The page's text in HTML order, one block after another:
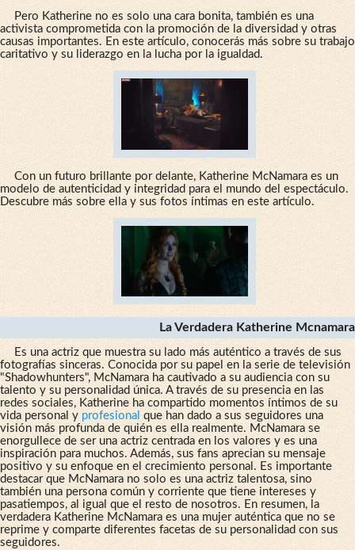
Pero Katherine no es solo una cara bonita, también es una
activista comprometida con la promoción de la diversidad y otras
causas importantes. En este artículo, conocerás más sobre su trabajo
caritativo y su liderazgo en la lucha por la igualdad.
Con un futuro brillante por delante, Katherine McNamara es un
modelo de autenticidad y integridad para el mundo del espectáculo.
Descubre más sobre ella y sus fotos íntimas en este artículo.
La Verdadera Katherine Mcnamara
Es una actriz que muestra su lado más auténtico a través de sus
fotografías sinceras. Conocida por su papel en la serie de televisión
"Shadowhunters", McNamara ha cautivado a su audiencia con su
talento y su personalidad única. A través de su presencia en las
redes sociales, Katherine ha compartido momentos íntimos de su
vida personal y profesional que han dado a sus seguidores una
visión más profunda de quién es ella realmente. McNamara se
enorgullece de ser una actriz centrada en los valores y es una
inspiración para muchos. Además, sus fans aprecian su mensaje
positivo y su enfoque en el crecimiento personal. Es importante
destacar que McNamara no solo es una actriz talentosa, sino
también una persona común y corriente que tiene intereses y
pasatiempos, al igual que el resto de nosotros. En resumen, la
verdadera Katherine McNamara es una mujer auténtica que no se
reprime y comparte diferentes facetas de su personalidad con sus
seguidores.